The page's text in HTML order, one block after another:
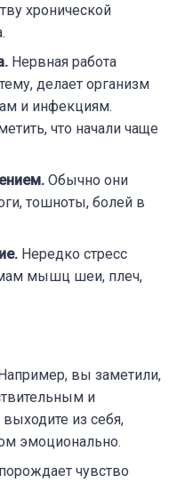
хронической
Нервная работа
делает организм
и инфекциям.
что начали чаще
Обычно они
тошноты, болей в
Нередко стресс
мышц шеи, плеч,
вы заметили,
и
из себя,
эмоционально.
чувство